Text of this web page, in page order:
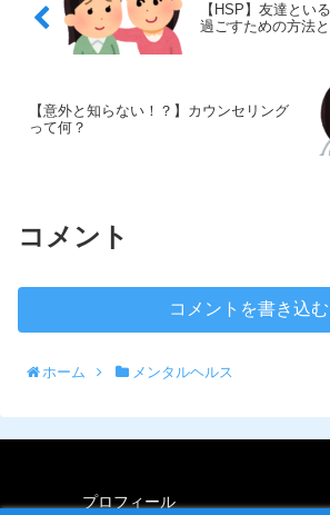
【HSP】友達とい
過ごすための方法
【意外と知らない！？】カウンセリング
って何？
コメント
コメントを書き込む
ホーム メンタルヘルス
プロフィール